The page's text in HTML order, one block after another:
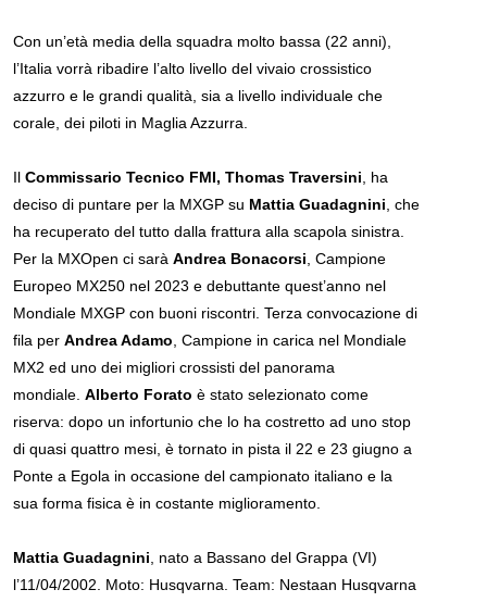
Con un’età media della squadra molto bassa (22 anni),
l’Italia vorrà ribadire l’alto livello del vivaio crossistico
azzurro e le grandi qualità, sia a livello individuale che
corale, dei piloti in Maglia Azzurra.
IlCommissario Tecnico FMI, Thomas Traversini , ha
deciso di puntare per la MXGP su Mattia Guadagnini , che
ha recuperato del tutto dalla frattura alla scapola sinistra.
Per la MXOpen ci saràAndrea Bonacorsi , Campione
Europeo MX250 nel 2023 e debuttante quest’anno nel
Mondiale MXGP con buoni riscontri. Terza convocazione di
fila perAndrea Adamo , Campione in carica nel Mondiale
MX2 ed uno dei migliori crossisti del panorama
mondiale.Alberto Forato è stato selezionato come
riserva: dopo un infortunio che lo ha costretto ad uno stop
di quasi quattro mesi, è tornato in pista il 22 e 23 giugno a
Ponte a Egola in occasione del campionato italiano e la
sua forma fisica è in costante miglioramento.
Mattia Guadagnini , nato a Bassano del Grappa (VI)
l’11/04/2002. Moto: Husqvarna. Team: Nestaan Husqvarna